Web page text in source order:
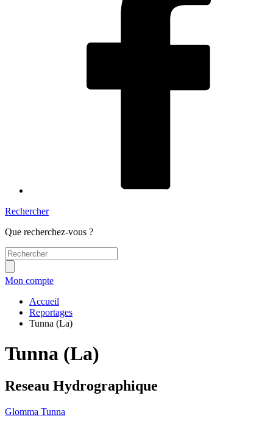
Rechercher
Que recherchez-vous ?
Mon compte
Accueil
Reportages
Tunna (La)
Tunna (La)
Reseau Hydrographique
Glomma Tunna